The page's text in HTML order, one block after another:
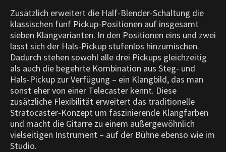
Zusätzlich erweitert die Half-Blender-Schaltung die
klassischen fünf Pickup-Positionen auf insgesamt
sieben Klangvarianten. In den Positionen eins und zwei
lässt sich der Hals-Pickup stufenlos hinzumischen.
Dadurch stehen sowohl alle drei Pickups gleichzeitig
als auch die begehrte Kombination aus Steg- und
Hals-Pickup zur Verfügung – ein Klangbild, das man
sonst eher von einer Telecaster kennt. Diese
zusätzliche Flexibilität erweitert das traditionelle
Stratocaster-Konzept um faszinierende Klangfarben
und macht die Gitarre zu einem außergewöhnlich
vielseitigen Instrument – auf der Bühne ebenso wie im
Studio.